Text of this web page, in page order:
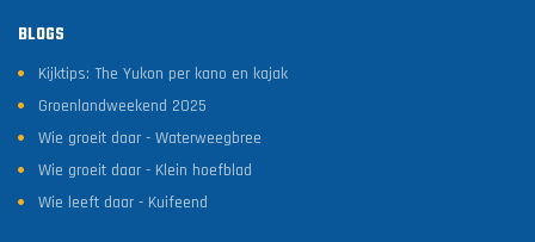
BLOGS
Kijktips: The Yukon per kano en kajak
Groenlandweekend 2025
Wie groeit daar - Waterweegbree
Wie groeit daar - Klein hoefblad
Wie leeft daar - Kuifeend